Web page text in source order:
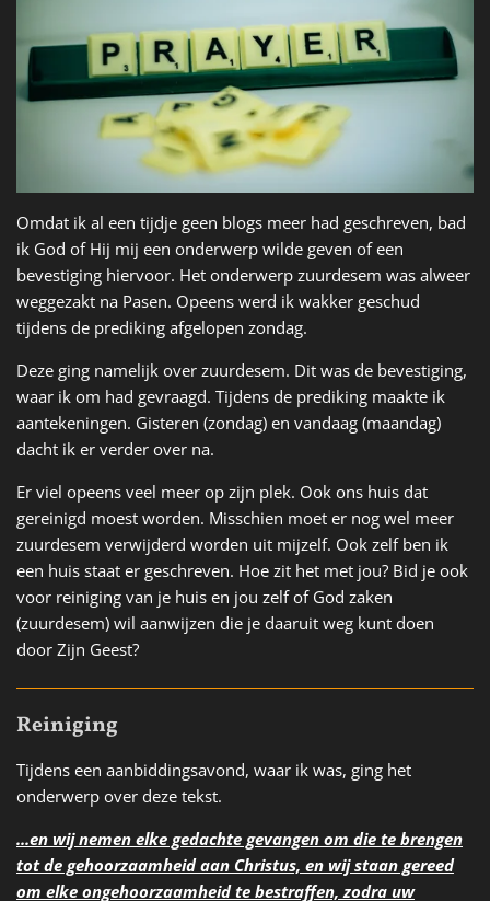
Omdat ik al een tijdje geen blogs meer had geschreven, bad
ik God of Hij mij een onderwerp wilde geven of een
bevestiging hiervoor. Het onderwerp zuurdesem was alweer
weggezakt na Pasen. Opeens werd ik wakker geschud
tijdens de prediking afgelopen zondag.
Deze ging namelijk over zuurdesem. Dit was de bevestiging,
waar ik om had gevraagd. Tijdens de prediking maakte ik
aantekeningen. Gisteren (zondag) en vandaag (maandag)
dacht ik er verder over na.
Er viel opeens veel meer op zijn plek. Ook ons huis dat
gereinigd moest worden. Misschien moet er nog wel meer
zuurdesem verwijderd worden uit mijzelf. Ook zelf ben ik
een huis staat er geschreven. Hoe zit het met jou? Bid je ook
voor reiniging van je huis en jou zelf of God zaken
(zuurdesem) wil aanwijzen die je daaruit weg kunt doen
door Zijn Geest?
Reiniging
Tijdens een aanbiddingsavond, waar ik was, ging het
onderwerp over deze tekst.
...en wij nemen elke gedachte gevangen om die te brengen
tot de gehoorzaamheid aan Christus, en wij staan gereed
om elke ongehoorzaamheid te bestraffen, zodra uw